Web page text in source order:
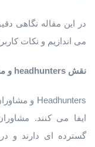
در این مقاله نگاهی
می اندازیم و نکات
نقش و
ایفا می کنند.
گسترده ای دارند و